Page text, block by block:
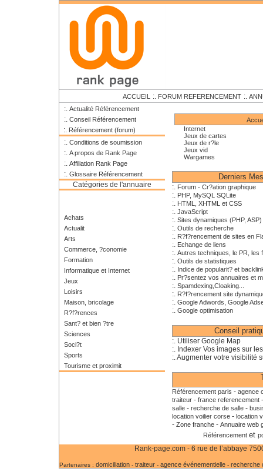
ACCUEIL :. FORUM REFERENCEMENT :.
:. Actualité Référencement
:. Conseil Référencement
:. Référencement (forum)
:. Conditions de soumission
:. A propos de Rank Page
:. Affiliation Rank Page
:. Glossaire Référencement
Catégories de l'annuaire
Achats
Actualit
Arts
Commerce, ?conomie
Formation
Informatique et Internet
Jeux
Loisirs
Maison, bricolage
R?f?rences
Sant? et bien ?tre
Sciences
Soci?t
Sports
Tourisme et proximit
Internet
Jeux de cartes
Jeux de r?le
Jeux vid
Wargames
Derniers
:. Forum - Cr?ation graphique
:. PHP, MySQL SQLite
:. HTML, XHTML et CSS
:. JavaScript
:. Sites dynamiques (PHP, ASP)
:. Outils de recherche
:. R?f?rencement de sites en
:. Echange de liens
:. Autres techniques, le PR, les
:. Outils de statistiques
:. Indice de popularit? et
:. Pr?sentez vos annuaires et
:. Spamdexing,Cloaking...
:. R?f?rencement site
:. Google Adwords, Google
:. Google optimisation
Conseil
:. Utiliser Google Map
:. Indexer Vos images sur
:. Augmenter votre visibilité
Référencement paris - agence
traiteur - france referencement
salle - recherche de salle -
location voilier corse - location
- Zone franche - Annuaire web
Référencement et
Rank-page.com - 6 rue de l’abbaye
Partenaires : domiciliation - traiteur - agence événementielle - recherche